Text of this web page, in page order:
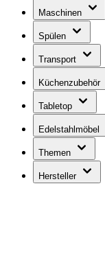
Maschinen
Spülen
Transport
Küchenzubehör
Tabletop
Edelstahlmöbel
Themen
Hersteller